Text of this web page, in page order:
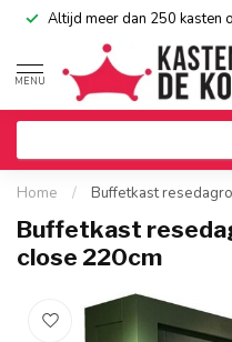
Altijd meer dan 250 kasten
MENU
Home / Buffetkast
Buffetkast
close 220cm